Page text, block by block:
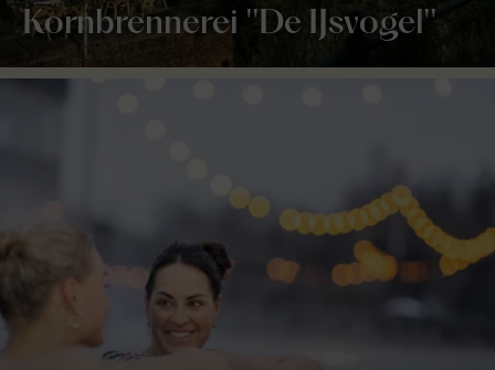
Kornbrennerei ''De IJsvogel''